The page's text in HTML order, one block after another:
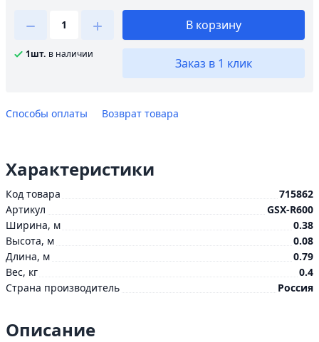
1шт. в наличии
В корзину
Заказ в 1 клик
Способы оплаты Возврат товара
Характеристики
Код товара
715862
Артикул
GSX-R600
Ширина, м
0.38
Высота, м
0.08
Длина, м
0.79
Вес, кг
0.4
Страна производитель
Россия
Описание